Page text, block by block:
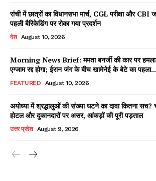
Facebook
X WhatsApp
Share
Read Latest News
रांची में छात्रों का विधानसभा मार्च, CGL परीक्षा और CBI
पहली बैरिकेडिंग पर रोका गया प्रदर्शन
देश August 10, 2026
Morning News Brief: ममता बनर्जी की कार पर
एग्जाम रद्द होगा; ईरान जंग के बीच खामेनेई के बेटे का पहला...
FEATURED August 10, 2026
अयोध्या में श्रद्धालुओं की संख्या घटने का दावा कितना सच?
होटल और दुकानदारों पर असर, आंकड़ों की पूरी पड़ताल
उत्तर प्रदेश August 9, 2026